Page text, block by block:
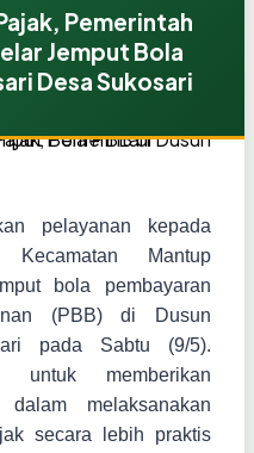
Pemerintah
Jemput Bola
Desa Sukosari
pelayanan kepada
Kecamatan Mantup
bola pembayaran
(PBB) di Dusun
pada Sabtu (9/5).
untuk memberikan
melaksanakan
secara lebih praktis